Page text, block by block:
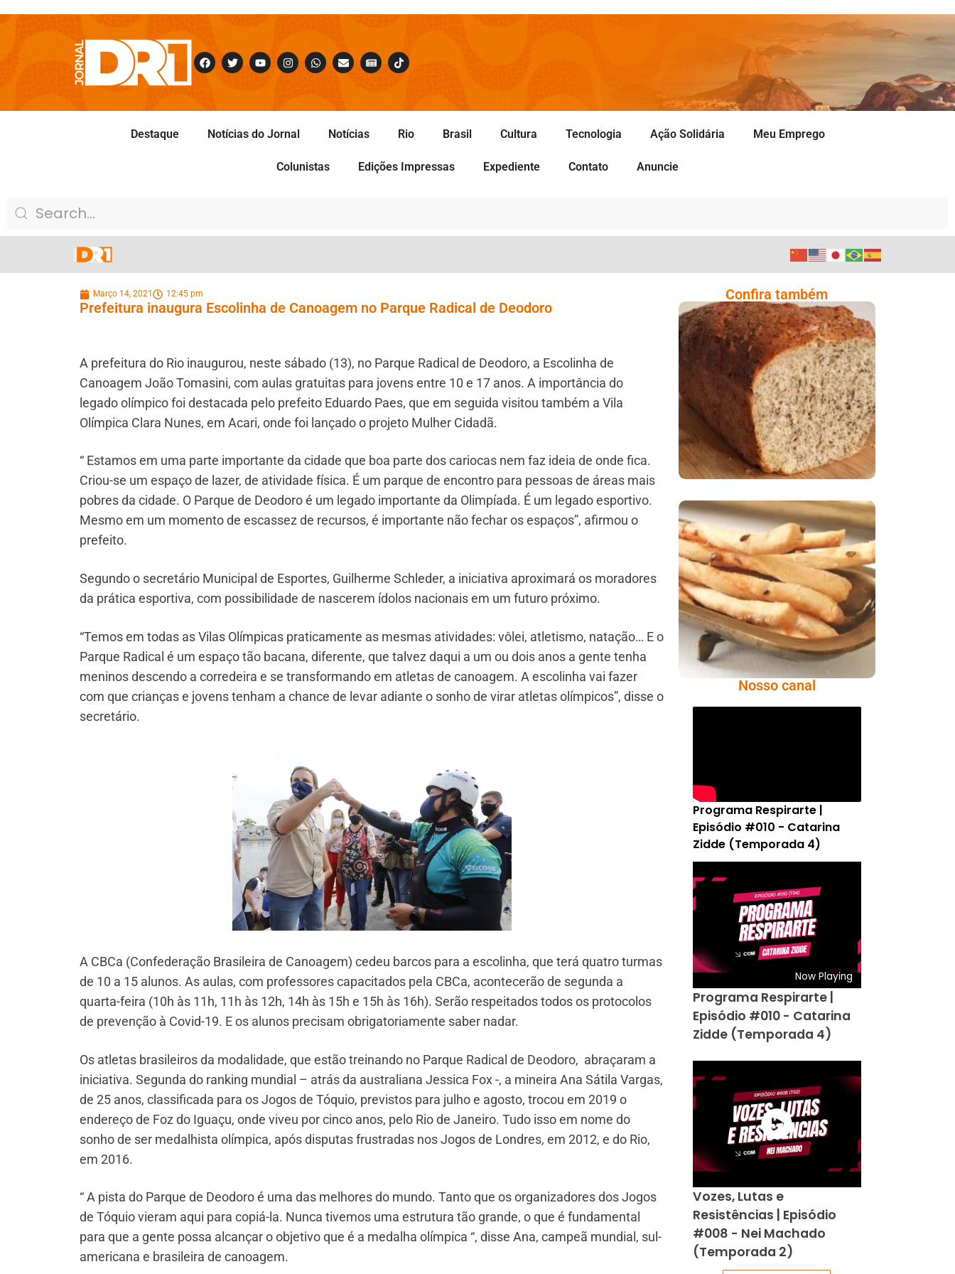
Destaque Notícias do Jornal Notícias Rio Brasil Cultura Tecnologia Ação Solidária Meu Emprego
Colunistas Edições Impressas Expediente Contato Anuncie
Março 14, 2021 12:45 pm
Prefeitura inaugura Escolinha de Canoagem no Parque Radical de Deodoro
A prefeitura do Rio inaugurou, neste sábado (13), no Parque Radical de Deodoro, a Escolinha de
Canoagem João Tomasini, com aulas gratuitas para jovens entre 10 e 17 anos. A importância do
legado olímpico foi destacada pelo prefeito Eduardo Paes, que em seguida visitou também a Vila
Olímpica Clara Nunes, em Acari, onde foi lançado o projeto Mulher Cidadã.
“ Estamos em uma parte importante da cidade que boa parte dos cariocas nem faz ideia de onde fica.
Criou-se um espaço de lazer, de atividade física. É um parque de encontro para pessoas de áreas mais
pobres da cidade. O Parque de Deodoro é um legado importante da Olimpíada. É um legado esportivo.
Mesmo em um momento de escassez de recursos, é importante não fechar os espaços”, afirmou o
prefeito.
Segundo o secretário Municipal de Esportes, Guilherme Schleder, a iniciativa aproximará os moradores
da prática esportiva, com possibilidade de nascerem ídolos nacionais em um futuro próximo.
“Temos em todas as Vilas Olímpicas praticamente as mesmas atividades: vôlei, atletismo, natação… E o
Parque Radical é um espaço tão bacana, diferente, que talvez daqui a um ou dois anos a gente tenha
meninos descendo a corredeira e se transformando em atletas de canoagem. A escolinha vai fazer
com que crianças e jovens tenham a chance de levar adiante o sonho de virar atletas olímpicos”, disse o
secretário.
A CBCa (Confederação Brasileira de Canoagem) cedeu barcos para a escolinha, que terá quatro turmas
de 10 a 15 alunos. As aulas, com professores capacitados pela CBCa, acontecerão de segunda a
quarta-feira (10h às 11h, 11h às 12h, 14h às 15h e 15h às 16h). Serão respeitados todos os protocolos
de prevenção à Covid-19. E os alunos precisam obrigatoriamente saber nadar.
Os atletas brasileiros da modalidade, que estão treinando no Parque Radical de Deodoro, abraçaram a
iniciativa. Segunda do ranking mundial – atrás da australiana Jessica Fox -, a mineira Ana Sátila Vargas,
de 25 anos, classificada para os Jogos de Tóquio, previstos para julho e agosto, trocou em 2019 o
endereço de Foz do Iguaçu, onde viveu por cinco anos, pelo Rio de Janeiro. Tudo isso em nome do
sonho de ser medalhista olímpica, após disputas frustradas nos Jogos de Londres, em 2012, e do Rio,
em 2016.
“ A pista do Parque de Deodoro é uma das melhores do mundo. Tanto que os organizadores dos Jogos
de Tóquio vieram aqui para copiá-la. Nunca tivemos uma estrutura tão grande, o que é fundamental
para que a gente possa alcançar o objetivo que é a medalha olímpica “, disse Ana, campeã mundial, sul-
americana e brasileira de canoagem.
Confira também
Comer Bem: Pão Low
Carb
Comer Bem:
Palitinhos De Cebola
E Salsa
Nosso canal
Programa Respirarte |
Episódio #010 - Catarina
Zidde (Temporada 4)
Now Playing
Programa Respirarte |
Episódio #010 - Catarina
Zidde (Temporada 4)
Vozes, Lutas e
Resistências | Episódio
#008 - Nei Machado
(Temporada 2)